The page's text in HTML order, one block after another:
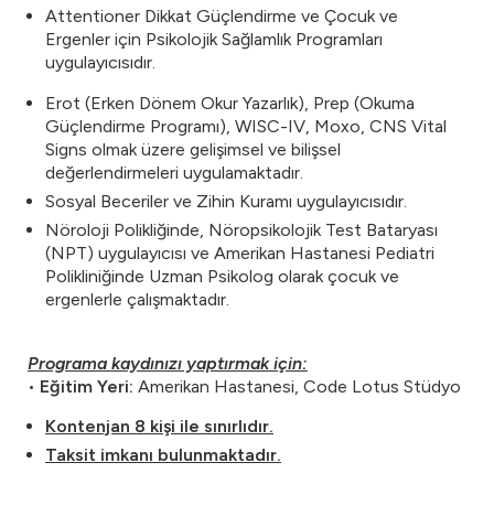
Attentioner Dikkat Güçlendirme ve Çocuk ve
Ergenler için Psikolojik Sağlamlık Programları
uygulayıcısıdır.
Erot (Erken Dönem Okur Yazarlık), Prep (Okuma
Güçlendirme Programı), WISC-IV, Moxo, CNS Vital
Signs olmak üzere gelişimsel ve bilişsel
değerlendirmeleri uygulamaktadır.
Sosyal Beceriler ve Zihin Kuramı uygulayıcısıdır.
Nöroloji Polikliğinde, Nöropsikolojik Test Bataryası
(NPT) uygulayıcısı ve Amerikan Hastanesi Pediatri
Polikliniğinde Uzman Psikolog olarak çocuk ve
ergenlerle çalışmaktadır.
Programa kaydınızı yaptırmak için:
• Eğitim Yeri: Amerikan Hastanesi, Code Lotus Stüdyo
Kontenjan 8 kişi ile sınırlıdır.
Taksit imkanı bulunmaktadır.